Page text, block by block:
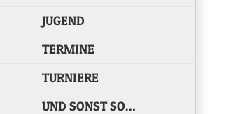
JUGEND
TERMINE
TURNIERE
UND SONST SO…